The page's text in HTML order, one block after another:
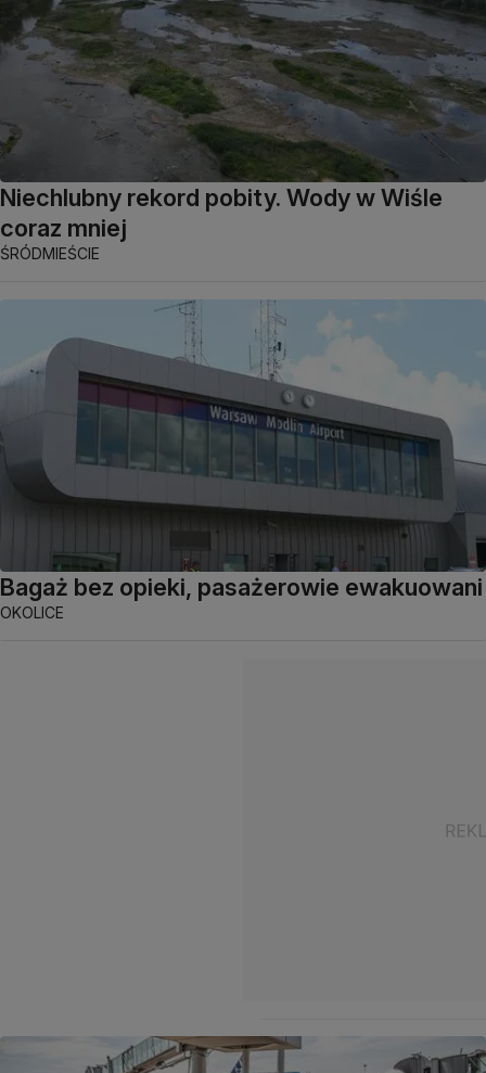
Niechlubny rekord pobity. Wody w Wiśle
coraz mniej
ŚRÓDMIEŚCIE
Bagaż bez opieki, pasażerowie ewakuowani
OKOLICE